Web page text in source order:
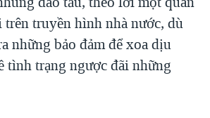
VS. CHÍNH PHỦ VIỆT NAM
LÀN SÓNG TRỘM HẢI SÂM
TIẾNG VỌNG TỪ NÔNG THÔN MỸ
trên truyền hình nhà nước, dù
những bảo đảm để xoa dịu
tình trạng ngược đãi những